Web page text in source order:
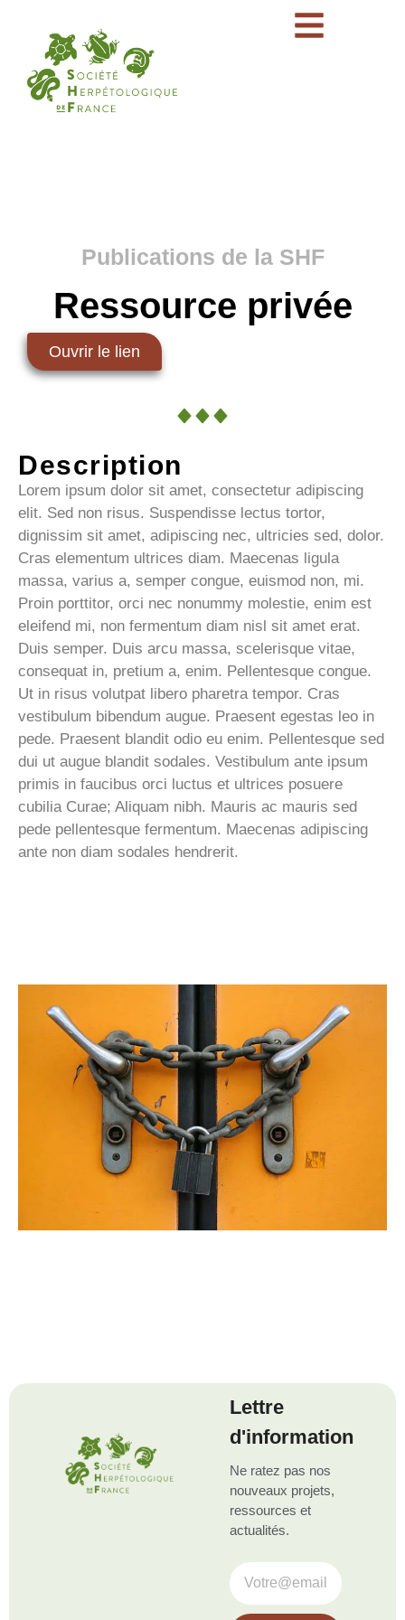
Publications de la SHF
Ressource privée
Ouvrir le lien
Description
Lorem ipsum dolor sit amet, consectetur adipiscing
elit. Sed non risus. Suspendisse lectus tortor,
dignissim sit amet, adipiscing nec, ultricies sed, dolor.
Cras elementum ultrices diam. Maecenas ligula
massa, varius a, semper congue, euismod non, mi.
Proin porttitor, orci nec nonummy molestie, enim est
eleifend mi, non fermentum diam nisl sit amet erat.
Duis semper. Duis arcu massa, scelerisque vitae,
consequat in, pretium a, enim. Pellentesque congue.
Ut in risus volutpat libero pharetra tempor. Cras
vestibulum bibendum augue. Praesent egestas leo in
pede. Praesent blandit odio eu enim. Pellentesque sed
dui ut augue blandit sodales. Vestibulum ante ipsum
primis in faucibus orci luctus et ultrices posuere
cubilia Curae; Aliquam nibh. Mauris ac mauris sed
pede pellentesque fermentum. Maecenas adipiscing
ante non diam sodales hendrerit.
Lettre
d'information
Ne ratez pas nos
nouveaux projets,
ressources et
actualités.